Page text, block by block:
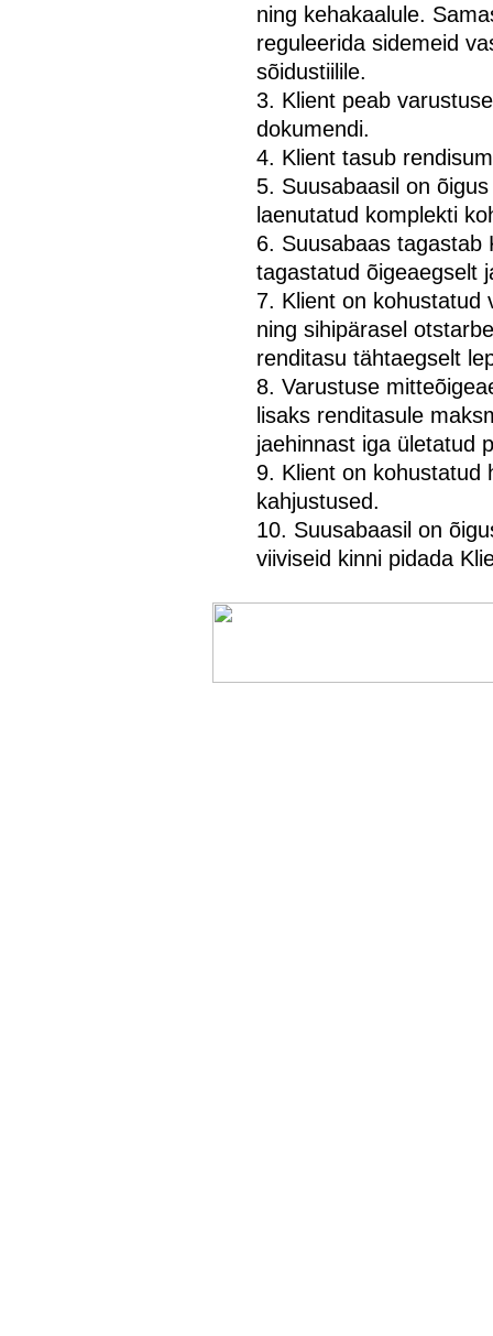
ning kehakaalule.
reguleerida sidemeid
sõidustiilile.
3. Klient peab
dokumendi.
4. Klient tasub
5. Suusabaasil on
laenutatud komplekti
6. Suusabaas tagastab
tagastatud õigeaegselt
7. Klient on kohustatud
ning sihipärasel
renditasu tähtaegselt
8. Varustuse
lisaks renditasule
jaehinnast iga ületatud
9. Klient on kohustatud
kahjustused.
10. Suusabaasil on
viiviseid kinni pidada